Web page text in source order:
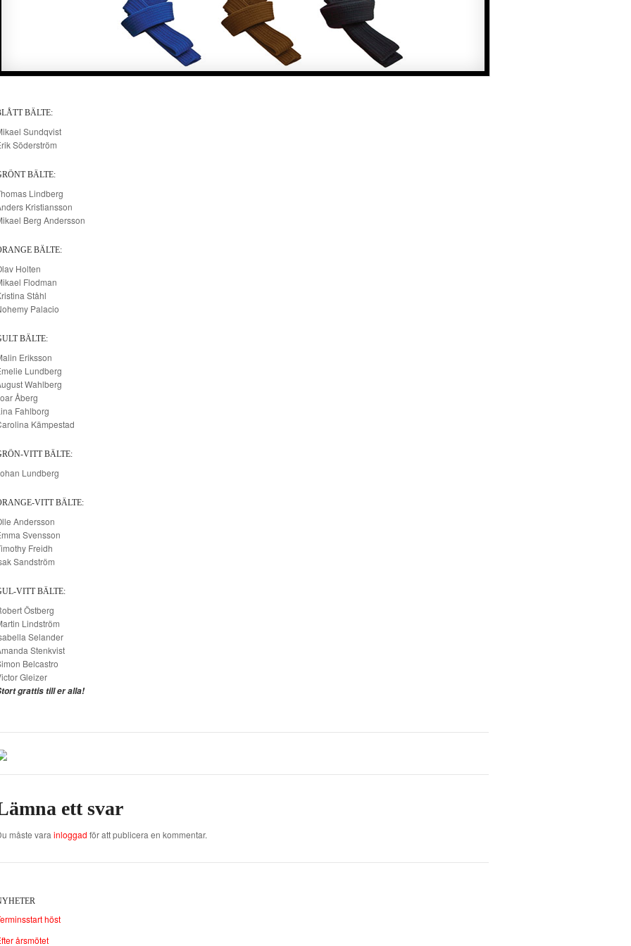
BÄLTE:
Sundqvist
Söderström
BÄLTE:
Lindberg
Kristiansson
Berg Andersson
BÄLTE:
Holten
Flodman
Ståhl
Palacio
BÄLTE:
Eriksson
Lundberg
Wahlberg
Åberg
Fahlborg
Kämpestad
VITT BÄLTE:
Lundberg
VITT BÄLTE:
Andersson
Svensson
Freidh
Sandström
VITT BÄLTE:
Östberg
Lindström
Selander
Stenkvist
Belcastro
Gleizer
grattis till er alla!
ett svar
måste vara inloggad för att publicera en kommentar.
höst
årsmötet